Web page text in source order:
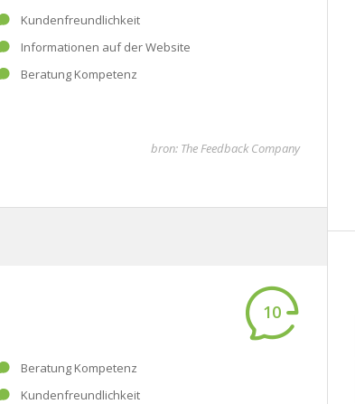
Kundenfreundlichkeit
Informationen auf der Website
Beratung Kompetenz
bron: The Feedback Company
10
Beratung Kompetenz
Kundenfreundlichkeit